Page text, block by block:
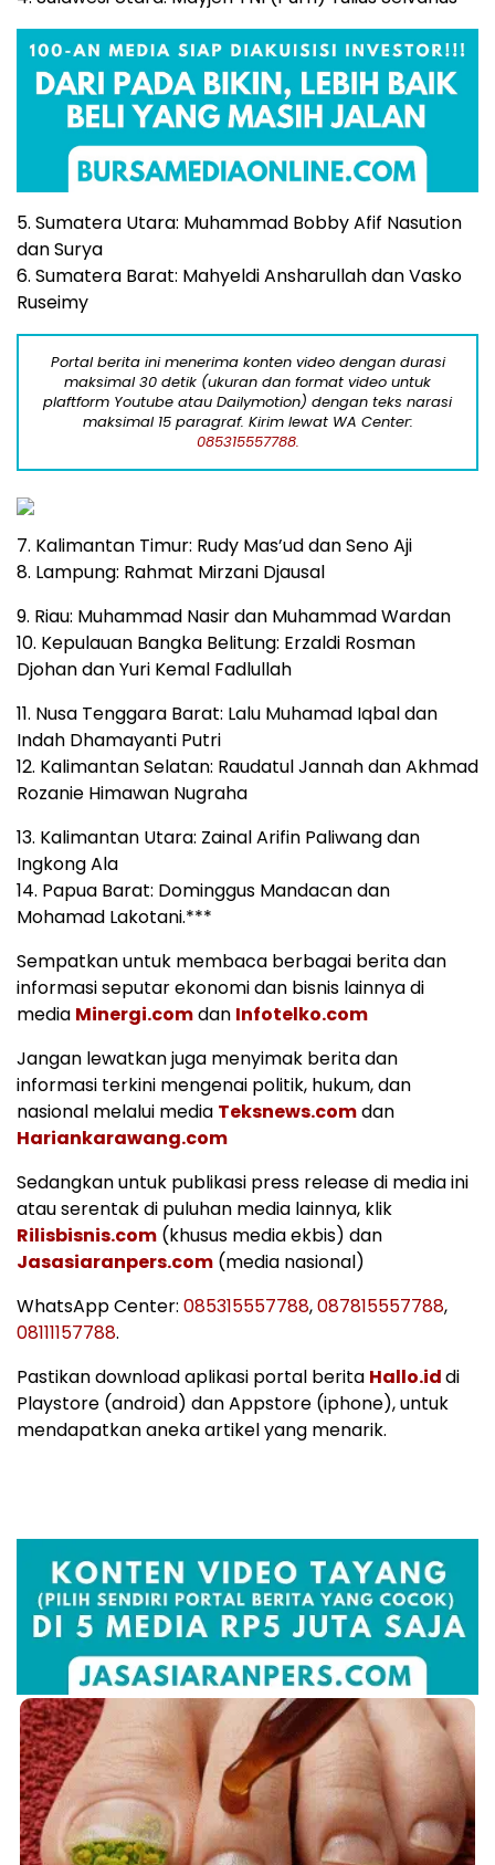
5. Sumatera Utara: Muhammad Bobby Afif Nasution
dan Surya
6. Sumatera Barat: Mahyeldi Ansharullah dan Vasko
Ruseimy
Portal berita ini menerima konten video dengan durasi
maksimal 30 detik (ukuran dan format video untuk
plaftform Youtube atau Dailymotion) dengan teks narasi
maksimal 15 paragraf. Kirim lewat WA Center:
085315557788.
7. Kalimantan Timur: Rudy Mas’ud dan Seno Aji
8. Lampung: Rahmat Mirzani Djausal
9. Riau: Muhammad Nasir dan Muhammad Wardan
10. Kepulauan Bangka Belitung: Erzaldi Rosman
Djohan dan Yuri Kemal Fadlullah
11. Nusa Tenggara Barat: Lalu Muhamad Iqbal dan
Indah Dhamayanti Putri
12. Kalimantan Selatan: Raudatul Jannah dan Akhmad
Rozanie Himawan Nugraha
13. Kalimantan Utara: Zainal Arifin Paliwang dan
Ingkong Ala
14. Papua Barat: Dominggus Mandacan dan
Mohamad Lakotani.***
Sempatkan untuk membaca berbagai berita dan
informasi seputar ekonomi dan bisnis lainnya di
media Minergi.comdan Infotelko.com
Jangan lewatkan juga menyimak berita dan
informasi terkini mengenai politik, hukum, dan
nasional melalui media Teksnews.comdan
Hariankarawang.com
Sedangkan untuk publikasi press release di media ini
atau serentak di puluhan media lainnya, klik
Rilisbisnis.com (khusus media ekbis) dan
Jasasiaranpers.com (media nasional)
WhatsApp Center: 085315557788,087815557788,
08111157788.
Pastikan download aplikasi portal berita Hallo.iddi
Playstore (android) dan Appstore (iphone), untuk
mendapatkan aneka artikel yang menarik.